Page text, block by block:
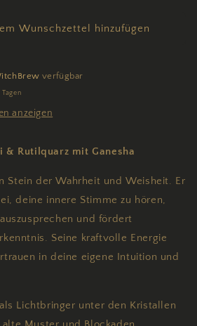
Wunschzettel hinzufügen
verfügbar
anzeigen
& Rutilquarz mit Ganesha
Stein der Wahrheit und Weisheit. Er
deine innere Stimme zu hören,
und fördert
Seine kraftvolle Energie
in deine eigene Intuition und
Lichtbringer unter den Kristallen